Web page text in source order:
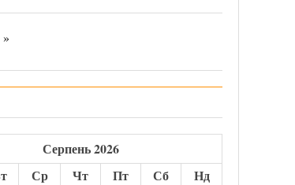
Серпень 2026
Ср Чт Пт Сб Нд